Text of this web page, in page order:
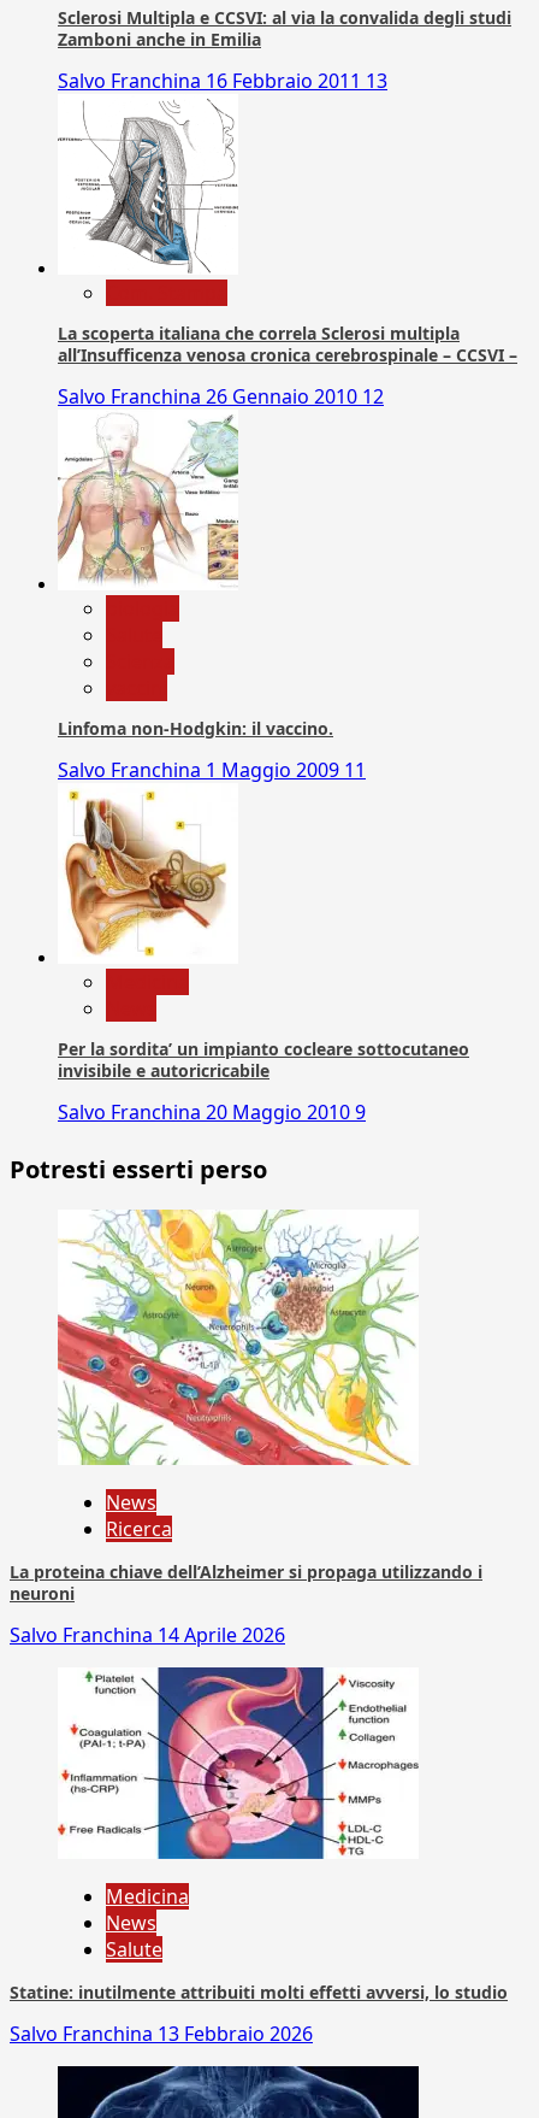
Sclerosi Multipla e CCSVI: al via la convalida degli studi
Zamboni anche in Emilia
Salvo Franchina 16 Febbraio 2011 13
La scoperta italiana che correla Sclerosi multipla
all’Insufficenza venosa cronica cerebrospinale – CCSVI –
Salvo Franchina 26 Gennaio 2010 12
Linfoma non-Hodgkin: il vaccino.
Salvo Franchina 1 Maggio 2009 11
Per la sordita’ un impianto cocleare sottocutaneo
invisibile e autoricricabile
Salvo Franchina 20 Maggio 20109
Potresti esserti perso
News
Ricerca
La proteina chiave dell’Alzheimer si propaga utilizzando i
neuroni
Salvo Franchina 14 Aprile 2026
Medicina
News
Salute
Statine: inutilmente attribuiti molti effetti avversi, lo studio
Salvo Franchina 13 Febbraio 2026